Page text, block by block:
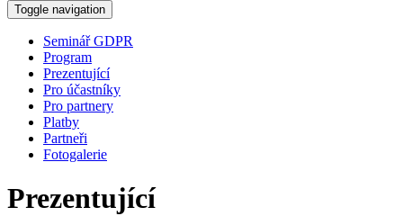
Toggle navigation
Seminář GDPR
Program
Prezentující
Pro účastníky
Pro partnery
Platby
Partneři
Fotogalerie
Prezentující